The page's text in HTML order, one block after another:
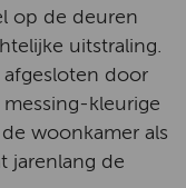
op de deuren
uitstraling.
door
kleurige
woonkamer als
jarenlang de